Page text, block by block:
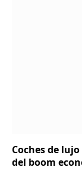
Coches de
del boom